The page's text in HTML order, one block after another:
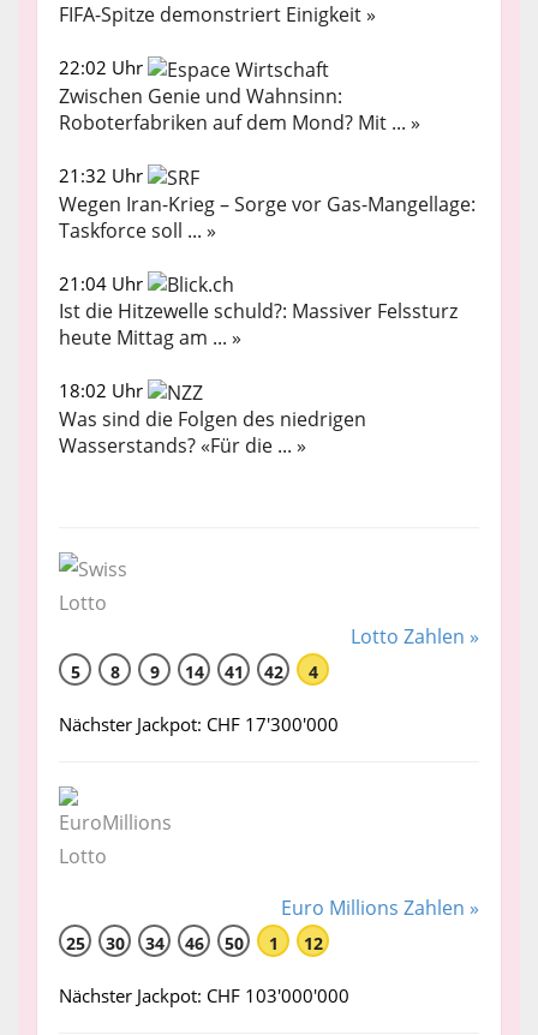
FIFA-Spitze demonstriert Einigkeit »
22:02 Uhr
Zwischen Genie und Wahnsinn:
Roboterfabriken auf dem Mond? Mit ... »
21:32 Uhr
Wegen Iran-Krieg – Sorge vor Gas-Mangellage:
Taskforce soll ... »
21:04 Uhr
Ist die Hitzewelle schuld?: Massiver Felssturz
heute Mittag am ... »
18:02 Uhr
Was sind die Folgen des niedrigen
Wasserstands? «Für die ... »
Lotto Zahlen »
5 8 9 14 41 42 4
Nächster Jackpot: CHF 17'300'000
Euro Millions Zahlen »
25 30 34 46 50 1 12
Nächster Jackpot: CHF 103'000'000